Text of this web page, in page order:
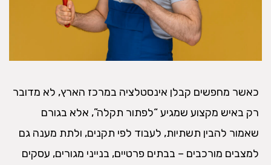
כאשר מחפשים קבלן אינסטלציה במרכז הארץ, לא מדובר
רק באיש מקצוע שמגיע “לפתור תקלה”, אלא בגורם
שאמור להבין תשתיות, לעבוד לפי תקנים, ולתת מענה גם
למצבים מורכבים – בבתים פרטיים, בנייני מגורים, עסקים